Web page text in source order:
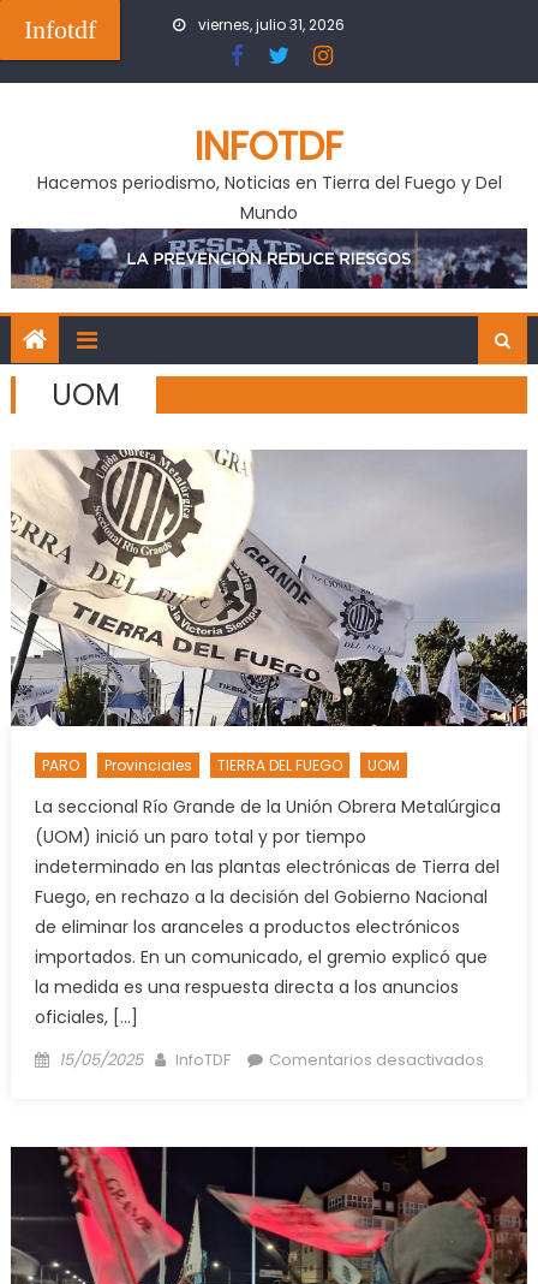
viernes, julio 31, 2026
INFOTDF
Hacemos periodismo, Noticias en Tierra del Fuego y Del
Mundo
UOM
PARO Provinciales TIERRA DEL FUEGO UOM
La seccional Río Grande de la Unión Obrera Metalúrgica
(UOM) inició un paro total y por tiempo
indeterminado en las plantas electrónicas de Tierra del
Fuego, en rechazo a la decisión del Gobierno Nacional
de eliminar los aranceles a productos electrónicos
importados. En un comunicado, el gremio explicó que
la medida es una respuesta directa a los anuncios
oficiales, […]
Posted
15/05/2025 Author
InfoTDF Comentarios desactivadosen
paro
tras
el
Infotdf